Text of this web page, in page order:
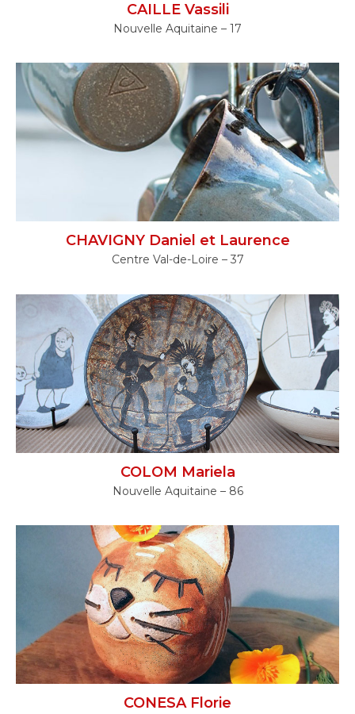
CAILLE Vassili
Nouvelle Aquitaine – 17
CHAVIGNY Daniel et Laurence
Centre Val-de-Loire – 37
COLOM Mariela
Nouvelle Aquitaine – 86
CONESA Florie